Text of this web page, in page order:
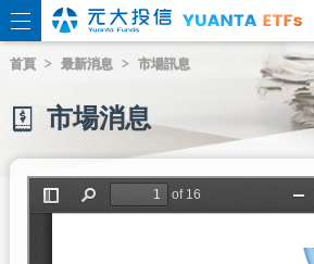
首頁 最新消息 市場訊息
市場消息